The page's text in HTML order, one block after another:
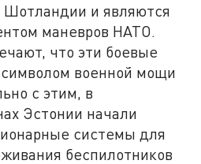
Шотландии и являются
маневров НАТО.
что эти боевые
военной мощи
с этим, в
Эстонии начали
системы для
беспилотников